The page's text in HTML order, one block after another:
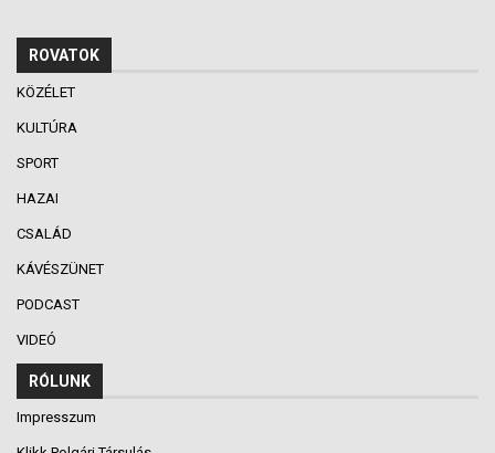
ROVATOK
KÖZÉLET
KULTÚRA
SPORT
HAZAI
CSALÁD
KÁVÉSZÜNET
PODCAST
VIDEÓ
RÓLUNK
Impresszum